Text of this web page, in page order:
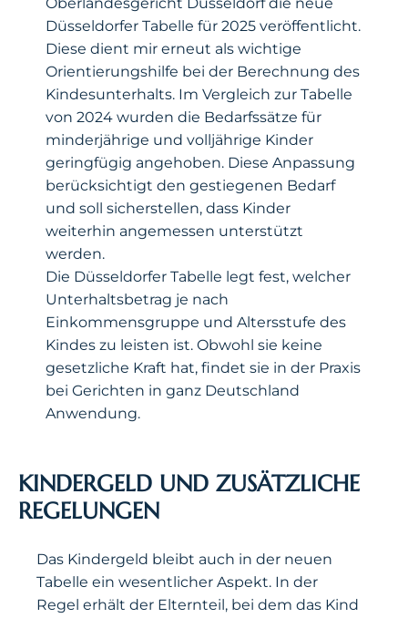
Oberlandesgericht Düsseldorf die neue
Düsseldorfer Tabelle für 2025 veröffentlicht.
Diese dient mir erneut als wichtige
Orientierungshilfe bei der Berechnung des
Kindesunterhalts. Im Vergleich zur Tabelle
von 2024 wurden die Bedarfssätze für
minderjährige und volljährige Kinder
geringfügig angehoben. Diese Anpassung
berücksichtigt den gestiegenen Bedarf
und soll sicherstellen, dass Kinder
weiterhin angemessen unterstützt
werden.
Die Düsseldorfer Tabelle legt fest, welcher
Unterhaltsbetrag je nach
Einkommensgruppe und Altersstufe des
Kindes zu leisten ist. Obwohl sie keine
gesetzliche Kraft hat, findet sie in der Praxis
bei Gerichten in ganz Deutschland
Anwendung.
KINDERGELD UND ZUSÄTZLICHE
REGELUNGEN
Das Kindergeld bleibt auch in der neuen
Tabelle ein wesentlicher Aspekt. In der
Regel erhält der Elternteil, bei dem das Kind